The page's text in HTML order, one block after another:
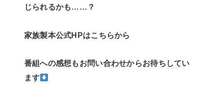
じられるかも……？
家族製本公式HPはこちらから
番組への感想もお問い合わせからお待ちしてい
ます